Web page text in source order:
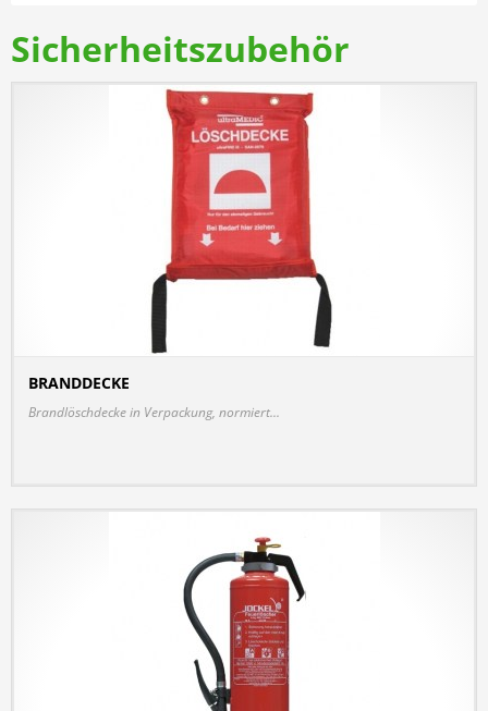
Sicherheitszubehör
BRANDDECKE
Brandlöschdecke in Verpackung, normiert...